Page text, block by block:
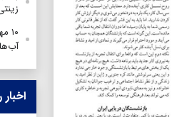
اخبار